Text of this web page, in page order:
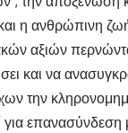
η ανθρώπινη
αξιών
και να
την